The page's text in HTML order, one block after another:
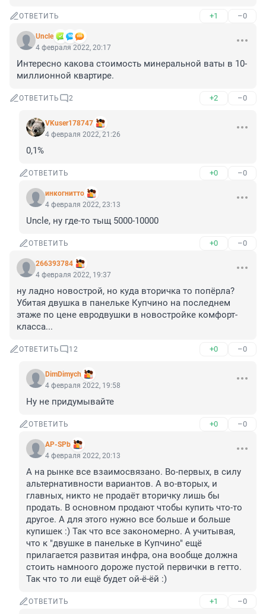
ОТВЕТИТЬ +1 –0
Uncle
4 февраля 2022, 20:17
Интересно какова стоимость минеральной ваты в 10-
миллионной квартире.
ОТВЕТИТЬ 2 +2 –0
VKuser178747
4 февраля 2022, 21:26
0,1%
ОТВЕТИТЬ +0 –0
инкогнитто
4 февраля 2022, 23:13
Uncle, ну где-то тыщ 5000-10000
ОТВЕТИТЬ +0 –0
266393784
4 февраля 2022, 19:37
ну ладно новострой, но куда вторичка то попёрла?
Убитая двушка в панельке Купчино на последнем
этаже по цене евродвушки в новостройке комфорт-
класса...
ОТВЕТИТЬ 12 +0 –0
DimDimych
4 февраля 2022, 19:58
Ну не придумывайте
ОТВЕТИТЬ +0 –0
AP-SPb
4 февраля 2022, 20:13
А на рынке все взаимосвязано. Во-первых, в силу
альтернативности вариантов. А во-вторых, и
главных, никто не продаёт вторичку лишь бы
продать. В основном продают чтобы купить что-то
другое. А для этого нужно все больше и больше
купишек :) Так что все закономерно. А учитывая,
что к "двушке в панельке в Купчино" ещё
прилагается развитая инфра, она вообще должна
стоить намноого дороже пустой первички в гетто.
Так что то ли ещё будет ой-ё-ёй :)
ОТВЕТИТЬ +1 –0